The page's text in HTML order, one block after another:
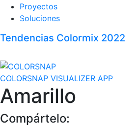
Proyectos
Soluciones
Tendencias Colormix 2022
COLORSNAP VISUALIZER APP
Amarillo
Compártelo: